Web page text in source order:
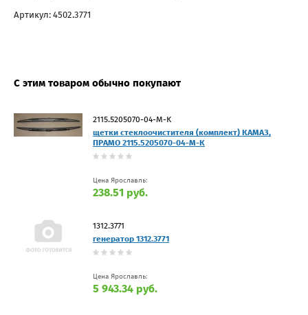
Артикул: 4502.3771
С этим товаром обычно покупают
2115.5205070-04-М-К
щетки стеклоочистителя (комплект) КАМАЗ,
ПРАМО 2115.5205070-04-М-К
Цена Ярославль:
238.51 руб.
1312.3771
генератор 1312.3771
Цена Ярославль:
5 943.34 руб.